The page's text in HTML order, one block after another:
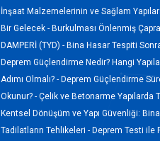
İnşaat Malzemelerinin ve Sağlam
Bir Gelecek - Burkulması Önlenmiş
DAMPERİ (TYD) - Bina Hasar Tespiti
Deprem Güçlendirme Nedir? Hangi
Adımı Olmalı? - Deprem Güçlendirme
Okunur? -Çelik ve Betonarme Yapılarda
Kentsel Dönüşüm ve Yapı Güvenliği:
Tadilatların Tehlikeleri - Deprem Testi ile